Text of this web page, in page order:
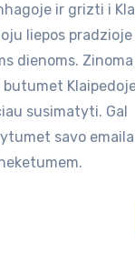
ir grizti i
liepos
dienoms.
susimatyti. Gal
savo